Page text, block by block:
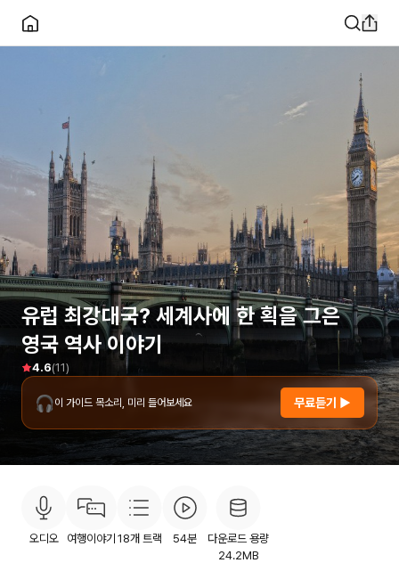
유럽 최강대국? 세계사에 한 획을 그은
영국 역사 이야기
4.6(11)
🎧이 가이드 목소리, 미리 들어보세요 무료듣기 ▶
오디오 여행이야기 18개 트랙 54분
다운로드 용량
24.2MB